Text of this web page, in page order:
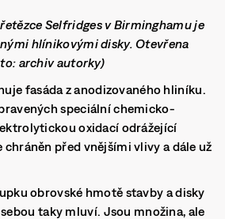
Selfridges v Birminghamu je
hlínikovými disky. Otevřena
archiv autorky)
fasáda z anodizovaného hliníku.
speciální chemicko-
oxidací odrážející
před vnějšími vlivy a dále už
obrovské hmotě stavby a disky
taky mluví. Jsou množina, ale